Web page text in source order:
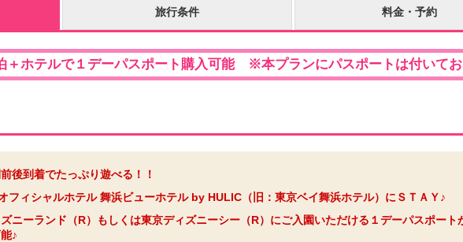
旅行条件 料金・予約
＋ホテルで１デーパスポート購入可能 ※本プランにパスポートは付いて
後到着でたっぷり遊べる！！
フィシャルホテル 舞浜ビューホテル by HULIC（旧：東京ベイ舞浜ホテル）にＳＴＡＹ♪
ニーランド（R）もしくは東京ディズニーシー（R）にご入園いただける１デーパスポート
♪